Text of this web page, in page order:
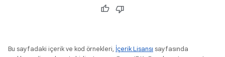
Bu sayfadaki içerik ve kod örnekleri, İçerik Lisansı sayfasında